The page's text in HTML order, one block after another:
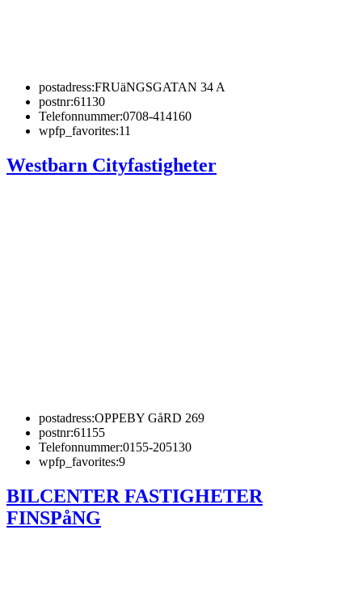
postadress:FRUäNGSGATAN 34 A
postnr:61130
Telefonnummer:0708-414160
wpfp_favorites:11
Westbarn Cityfastigheter
postadress:OPPEBY GåRD 269
postnr:61155
Telefonnummer:0155-205130
wpfp_favorites:9
BILCENTER FASTIGHETER
FINSPåNG